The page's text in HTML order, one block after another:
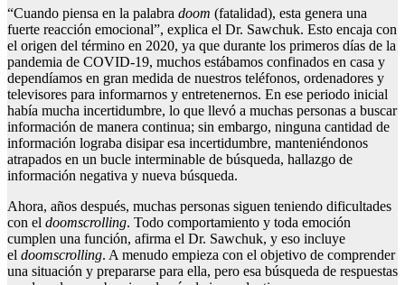
“Cuando piensa en la palabra doom (fatalidad), esta genera una
fuerte reacción emocional”, explica el Dr. Sawchuk. Esto encaja con
el origen del término en 2020, ya que durante los primeros días de la
pandemia de COVID-19, muchos estábamos confinados en casa y
dependíamos en gran medida de nuestros teléfonos, ordenadores y
televisores para informarnos y entretenernos. En ese periodo inicial
había mucha incertidumbre, lo que llevó a muchas personas a buscar
información de manera continua; sin embargo, ninguna cantidad de
información lograba disipar esa incertidumbre, manteniéndonos
atrapados en un bucle interminable de búsqueda, hallazgo de
información negativa y nueva búsqueda.
Ahora, años después, muchas personas siguen teniendo dificultades
con el doomscrolling. Todo comportamiento y toda emoción
cumplen una función, afirma el Dr. Sawchuk, y eso incluye
el doomscrolling. A menudo empieza con el objetivo de comprender
una situación y prepararse para ella, pero esa búsqueda de respuestas